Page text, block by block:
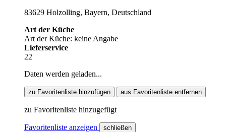
83629 Holzolling, Bayern, Deutschland
Art der Küche
Art der Küche: keine Angabe
Lieferservice
22
Daten werden geladen...
zu Favoritenliste hinzufügen aus Favoritenliste entfernen
zu Favoritenliste hinzugefügt
Favoritenliste anzeigen schließen